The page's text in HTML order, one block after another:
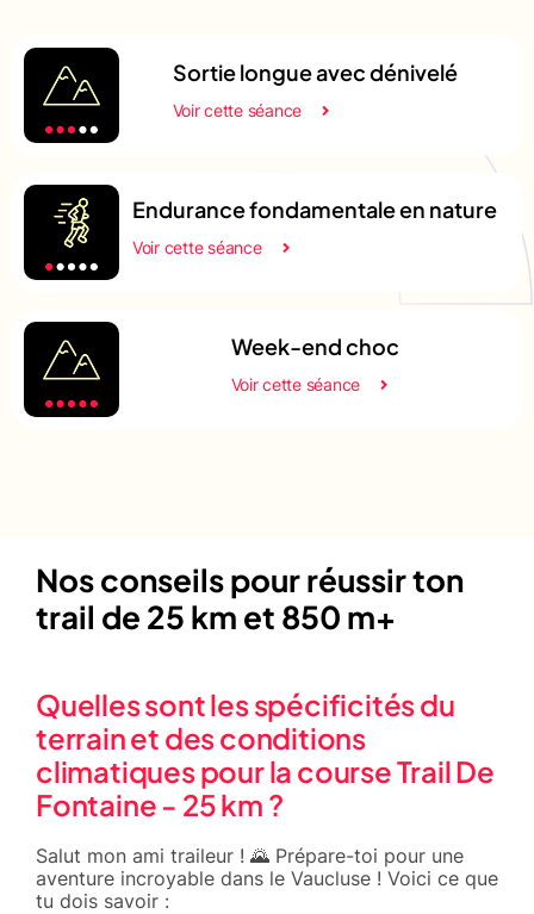
Sortie longue avec dénivelé
Voir cette séance
Endurance fondamentale en nature
Voir cette séance
Week-end choc
Voir cette séance
Nos conseils pour réussir ton
trail de 25 km et 850 m+
Quelles sont les spécificités du
terrain et des conditions
climatiques pour la course Trail De
Fontaine - 25 km ?
Salut mon ami traileur ! 🌄 Prépare-toi pour une
aventure incroyable dans le Vaucluse ! Voici ce que
tu dois savoir :